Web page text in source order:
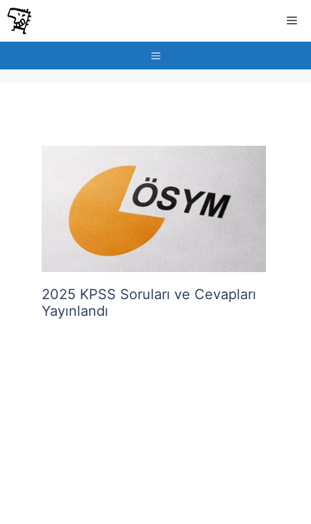
İçeriğe
atla
2025 KPSS Soruları ve Cevapları
Yayınlandı